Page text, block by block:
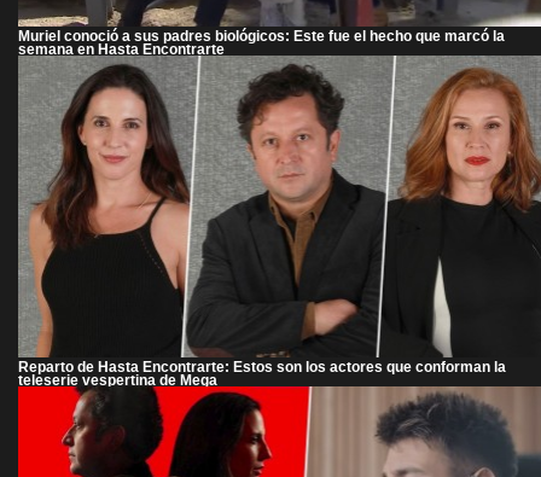
Muriel conoció a sus padres biológicos: Este fue el hecho que marcó la
semana en Hasta Encontrarte
Reparto de Hasta Encontrarte: Estos son los actores que conforman la
teleserie vespertina de Mega